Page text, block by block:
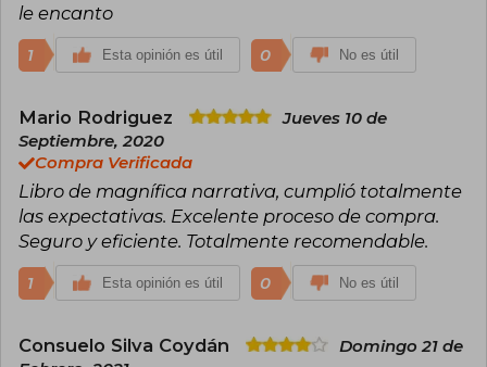
le encanto
1 Esta opinión es útil 0 No es útil
Mario Rodriguez
Jueves 10 de
Septiembre, 2020
Compra Verificada
Libro de magnífica narrativa, cumplió totalmente
las expectativas. Excelente proceso de compra.
Seguro y eficiente. Totalmente recomendable.
1 Esta opinión es útil 0 No es útil
Consuelo Silva Coydán
Domingo 21 de